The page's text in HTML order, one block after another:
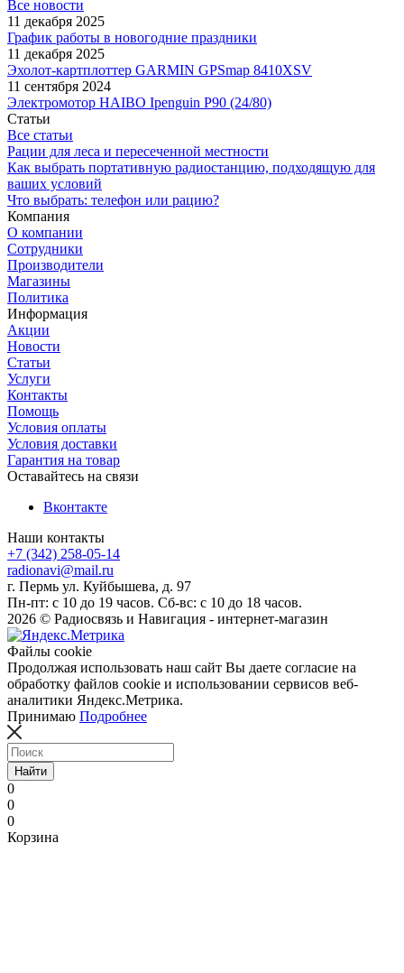
Все новости
11 декабря 2025
График работы в новогодние праздники
11 декабря 2025
Эхолот-картплоттер GARMIN GPSmap 8410XSV
11 сентября 2024
Электромотор HAIBO Ipenguin P90 (24/80)
Статьи
Все статьи
Рации для леса и пересеченной местности
Как выбрать портативную радиостанцию, подходящую для
ваших условий
Что выбрать: телефон или рацию?
Компания
О компании
Сотрудники
Производители
Магазины
Политика
Информация
Акции
Новости
Статьи
Услуги
Контакты
Помощь
Условия оплаты
Условия доставки
Гарантия на товар
Оставайтесь на связи
Вконтакте
Наши контакты
+7 (342) 258-05-14
radionavi@mail.ru
г. Пермь ул. Куйбышева, д. 97
Пн-пт: с 10 до 19 часов. Сб-вс: с 10 до 18 часов.
2026 © Радиосвязь и Навигация - интернет-магазин
Файлы cookie
Продолжая использовать наш сайт Вы даете согласие на
обработку файлов cookie и использовании сервисов веб-
аналитики Яндекс.Метрика.
Принимаю Подробнее
Найти
0
0
0
Корзина